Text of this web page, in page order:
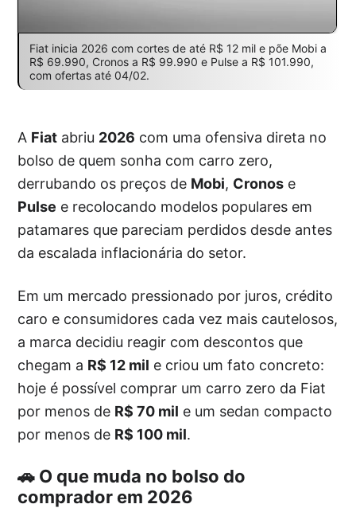
Fiat inicia 2026 com cortes de até R$ 12 mil e põe Mobi a
R$ 69.990, Cronos a R$ 99.990 e Pulse a R$ 101.990,
com ofertas até 04/02.
A Fiat abriu 2026 com uma ofensiva direta no
bolso de quem sonha com carro zero,
derrubando os preços de Mobi, Cronos e
Pulse e recolocando modelos populares em
patamares que pareciam perdidos desde antes
da escalada inflacionária do setor.
Em um mercado pressionado por juros, crédito
caro e consumidores cada vez mais cautelosos,
a marca decidiu reagir com descontos que
chegam a R$ 12 mil e criou um fato concreto:
hoje é possível comprar um carro zero da Fiat
por menos de R$ 70 mil e um sedan compacto
por menos de R$ 100 mil.
🚗 O que muda no bolso do
comprador em 2026